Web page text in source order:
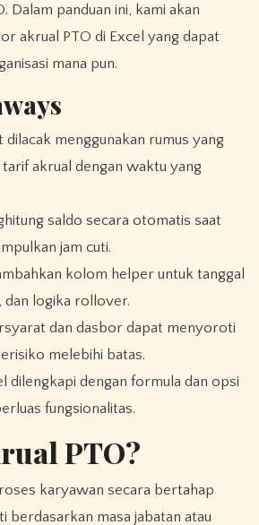
Dalam panduan ini, kami akan
akrual PTO di Excel yang dapat
mana pun.
dilacak menggunakan rumus yang
akrual dengan waktu yang
saldo secara otomatis saat
jam cuti.
kolom helper untuk tanggal
dan logika rollover.
dan dasbor dapat menyoroti
melebihi batas.
dilengkapi dengan formula dan opsi
fungsionalitas.
PTO?
karyawan secara bertahap
berdasarkan masa jabatan atau